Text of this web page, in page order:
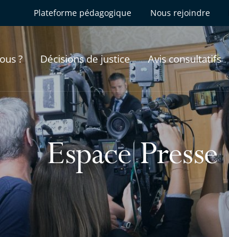
Plateforme pédagogique Nous rejoindre
? Décisions de justice Avis consultatifs
Espace Presse